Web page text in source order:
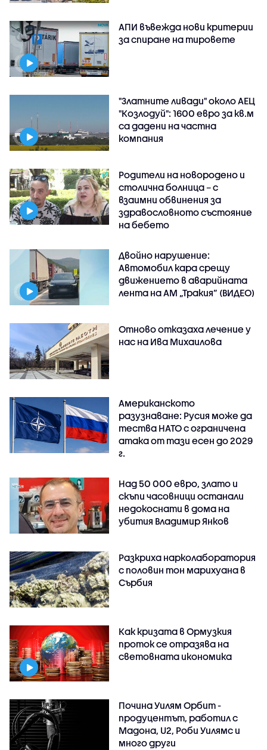
АПИ въвежда нови критерии
за спиране на тировете
"Златните ливади" около АЕЦ
"Козлодуй": 1600 евро за кв.м
са дадени на частна
компания
Родители на новородено и
столична болница – с
взаимни обвинения за
здравословното състояние
на бебето
Двойно нарушение:
Автомобил кара срещу
движението в аварийната
лента на АМ „Тракия” (ВИДЕО)
Отново отказаха лечение у
нас на Ива Михаилова
Американското
разузнаване: Русия може да
тества НАТО с ограничена
атака от тази есен до 2029
г.
Над 50 000 евро, злато и
скъпи часовници останали
недокоснати в дома на
убития Владимир Янков
Разкриха нарколаборатория
с половин тон марихуана в
Сърбия
Как кризата в Ормузкия
проток се отразява на
световната икономика
Почина Уилям Орбит -
продуцентът, работил с
Мадона, U2, Роби Уилямс и
много други